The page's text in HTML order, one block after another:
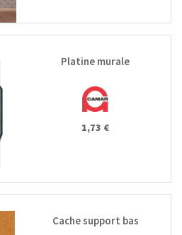
Platine murale
1,73 €
Cache support bas